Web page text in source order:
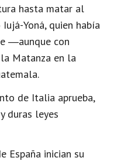
hasta matar al
Yoná, quien había
―aunque con
Matanza en la
de Italia aprueba,
duras leyes
España inician su